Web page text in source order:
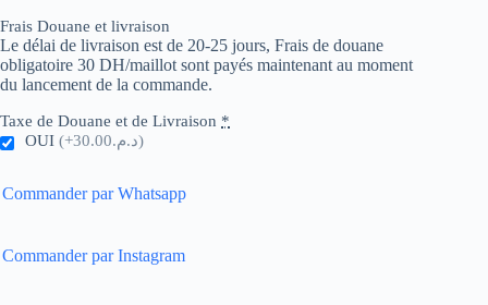
Frais Douane et livraison
Le délai de livraison est de 20-25 jours, Frais de douane
obligatoire 30 DH/maillot sont payés maintenant au moment
du lancement de la commande.
Taxe de Douane et de Livraison *
OUI
(+د.م.30.00)
Commander par Whatsapp
Commander par Instagram